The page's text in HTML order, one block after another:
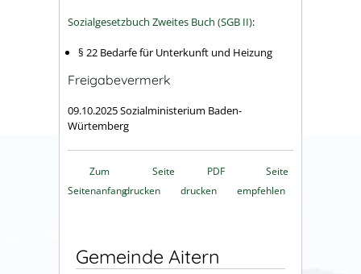
Sozialgesetzbuch Zweites Buch (SGB II):
§ 22 Bedarfe für Unterkunft und Heizung
Freigabevermerk
09.10.2025 Sozialministerium Baden-
Würtemberg
Zum
Seitenanfang
Seite
drucken
PDF
drucken
Seite
empfehlen
Gemeinde Aitern